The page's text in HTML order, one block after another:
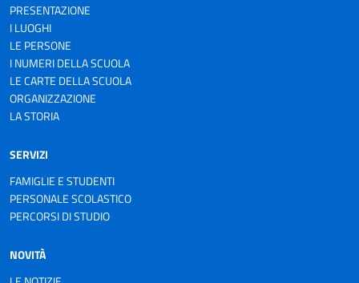
PRESENTAZIONE
I LUOGHI
LE PERSONE
I NUMERI DELLA SCUOLA
LE CARTE DELLA SCUOLA
ORGANIZZAZIONE
LA STORIA
SERVIZI
FAMIGLIE E STUDENTI
PERSONALE SCOLASTICO
PERCORSI DI STUDIO
NOVITÀ